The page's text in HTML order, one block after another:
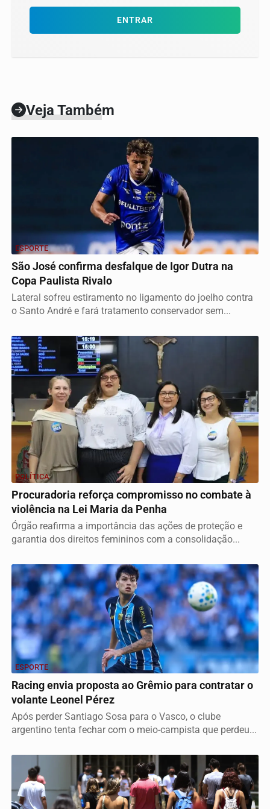
ENTRAR
Veja Também
ESPORTE
São José confirma desfalque de Igor Dutra na
Copa Paulista Rivalo
Lateral sofreu estiramento no ligamento do joelho contra
o Santo André e fará tratamento conservador sem...
POLÍTICA
Procuradoria reforça compromisso no combate à
violência na Lei Maria da Penha
Órgão reafirma a importância das ações de proteção e
garantia dos direitos femininos com a consolidação...
ESPORTE
Racing envia proposta ao Grêmio para contratar o
volante Leonel Pérez
Após perder Santiago Sosa para o Vasco, o clube
argentino tenta fechar com o meio-campista que perdeu...